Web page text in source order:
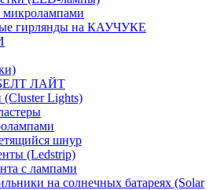
гирлянды на КАУЧУКЕ
ЛАЙТ
(Cluster Lights)
шнур
(Ledstrip)
с лампами
на солнечных батареях (Solar